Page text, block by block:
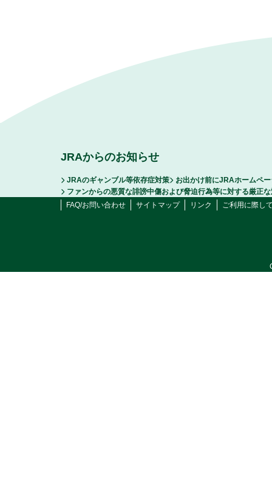
JRAからのお知らせ
JRAのギャンブル等依存症対策
お出かけ前にJRAホームペ
ファンからの悪質な誹謗中傷および脅迫行為等に対する厳正
FAQ/お問い合わせ
サイトマップ リンク ご利用に際し